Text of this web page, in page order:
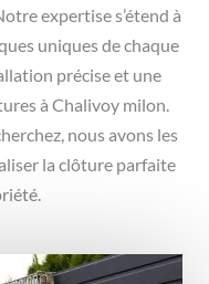
expertise s’étend à
uniques de chaque
précise et une
à Chalivoy milon.
nous avons les
la clôture parfaite